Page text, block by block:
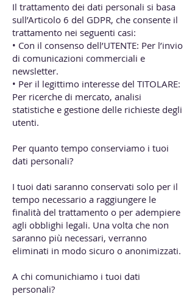
Il trattamento dei dati personali si basa
sull’Articolo 6 del GDPR, che consente il
trattamento nei seguenti casi:
• Con il consenso dell’UTENTE: Per l’invio
di comunicazioni commerciali e
newsletter.
• Per il legittimo interesse del TITOLARE:
Per ricerche di mercato, analisi
statistiche e gestione delle richieste degli
utenti.
Per quanto tempo conserviamo i tuoi
dati personali?
I tuoi dati saranno conservati solo per il
tempo necessario a raggiungere le
finalità del trattamento o per adempiere
agli obblighi legali. Una volta che non
saranno più necessari, verranno
eliminati in modo sicuro o anonimizzati.
A chi comunichiamo i tuoi dati
personali?